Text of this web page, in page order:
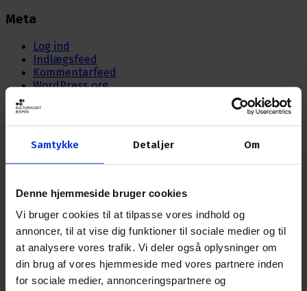
Samtykke Detaljer Om
Denne hjemmeside bruger cookies
Vi bruger cookies til at tilpasse vores indhold og
annoncer, til at vise dig funktioner til sociale medier og til
at analysere vores trafik. Vi deler også oplysninger om
din brug af vores hjemmeside med vores partnere inden
for sociale medier, annonceringspartnere og
Meta
Log ind
Indlægsfeed
Kommentarfeed
WordPress.org
Nyhedsbrev
Tilmeld dig Bispens nyhedsbrev og få nyheder om
arrangementer direkte i din postkasse.
EMAIL ADRESSE
Åbningstider